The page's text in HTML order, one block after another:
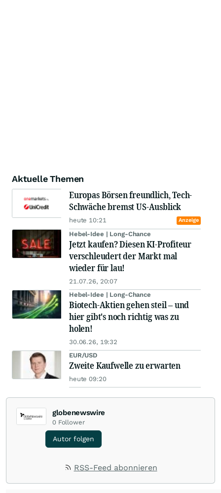
Aktuelle Themen
Europas Börsen freundlich, Tech-
Schwäche bremst US-Ausblick
heute 10:21 Anzeige
Hebel-Idee | Long-Chance
Jetzt kaufen? Diesen KI-Profiteur
verschleudert der Markt mal
wieder für lau!
21.07.26, 20:07
Hebel-Idee | Long-Chance
Biotech-Aktien gehen steil – und
hier gibt's noch richtig was zu
holen!
30.06.26, 19:32
EUR/USD
Zweite Kaufwelle zu erwarten
heute 09:20
globenewswire
0 Follower
Autor folgen
RSS-Feed abonnieren